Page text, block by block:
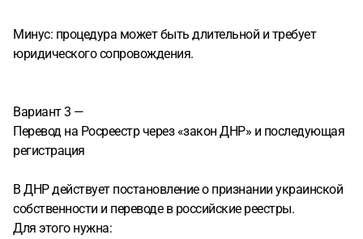
Минус: процедура может быть длительной и требует
юридического сопровождения.
Вариант 3 —
Перевод на Росреестр через «закон ДНР» и последующая
регистрация
В ДНР действует постановление о признании украинской
собственности и переводе в российские реестры.
Для этого нужна: